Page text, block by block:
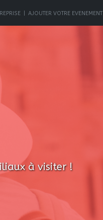
| AJOUTER VOTRE EVENEMENT
à visiter !